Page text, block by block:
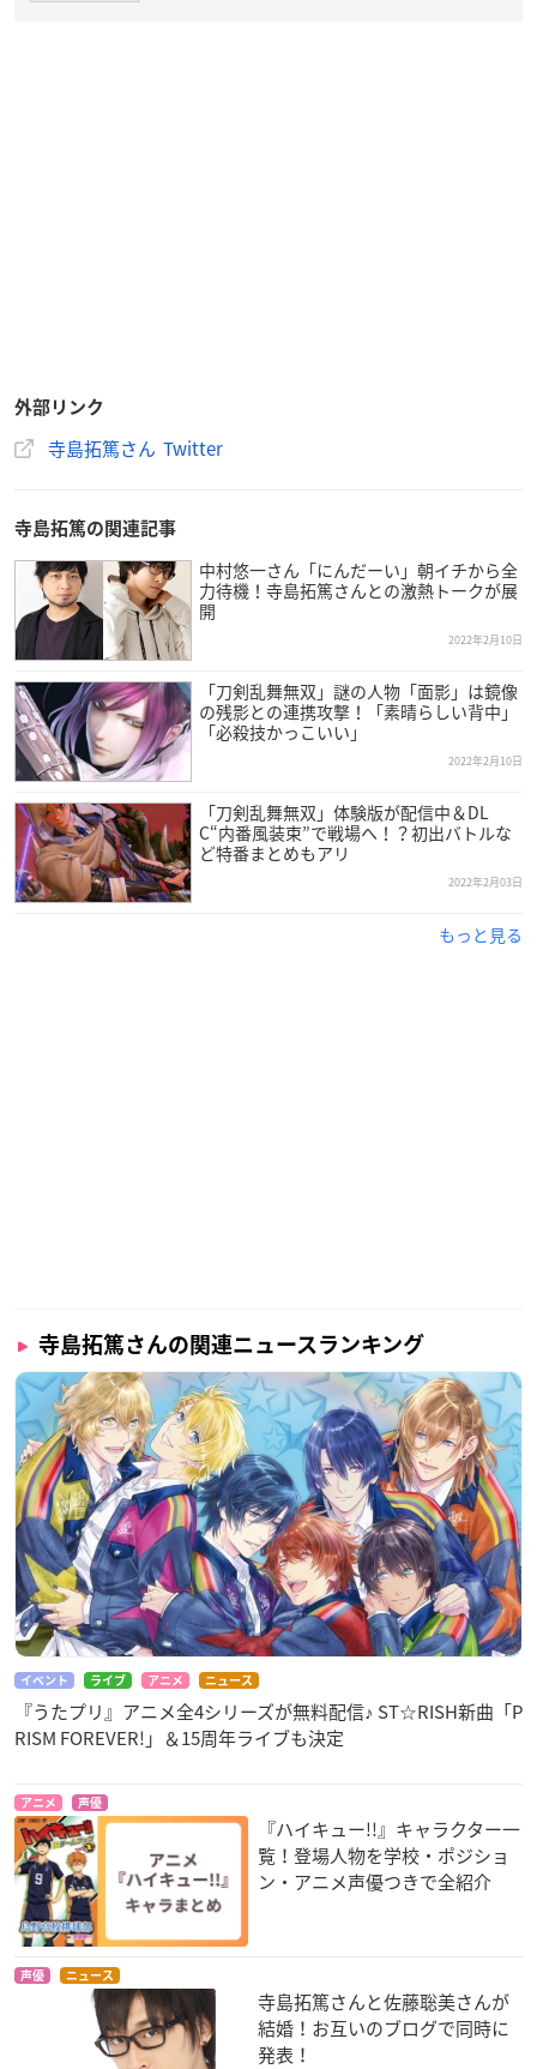
外部リンク
寺島拓篤さん Twitter
寺島拓篤の関連記事
中村悠一さん「にんだーい」朝イチから全
力待機！寺島拓篤さんとの激熱トークが展
開
2022年2月10日
「刀剣乱舞無双」謎の人物「面影」は鏡像
の残影との連携攻撃！「素晴らしい背中」
「必殺技かっこいい」
2022年2月10日
「刀剣乱舞無双」体験版が配信中＆DL
C“内番風装束”で戦場へ！？初出バトルな
ど特番まとめもアリ
2022年2月03日
もっと見る
寺島拓篤さんの関連ニュースランキング
イベント ライブ アニメ ニュース
『うたプリ』アニメ全4シリーズが無料配信♪ ST☆RISH新曲「P
RISM FOREVER!」＆15周年ライブも決定
アニメ 声優
『ハイキュー!!』キャラクター一
覧！登場人物を学校・ポジショ
ン・アニメ声優つきで全紹介
声優 ニュース
寺島拓篤さんと佐藤聡美さんが
結婚！お互いのブログで同時に
発表！